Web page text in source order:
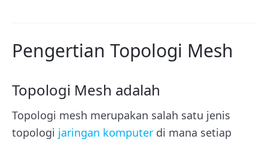
Pengertian Topologi Mesh
Topologi Mesh adalah
Topologi mesh merupakan salah satu jenis
topologi jaringan komputer di mana setiap